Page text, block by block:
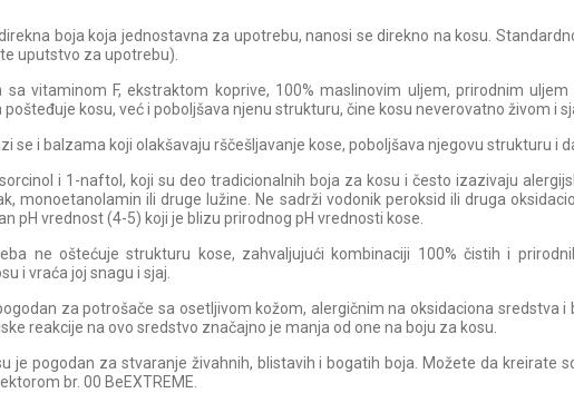
boja koja jednostavna za upotrebu, nanosi se direkno na kosu.
uputstvo za upotrebu).
sa vitaminom F, ekstraktom koprive, 100% maslinovim uljem, prirodnim
kosu, već i poboljšava njenu strukturu, čine kosu neverovatno živom i
se i balzama koji olakšavaju rščešljavanje kose, poboljšava njegovu strukturu i
i 1-naftol, koji su deo tradicionalnih boja za kosu i često izazivaju
monoetanolamin ili druge lužine. Ne sadrži vodonik peroksid ili druga
pH vrednost (4-5) koji je blizu prirodnog pH vrednosti kose.
ne oštećuje strukturu kose, zahvaljujući kombinaciji 100% čistih i
i vraća joj snagu i sjaj.
za potrošače sa osetljivom kožom, alergičnim na oksidaciona sredstva i
reakcije na ovo sredstvo značajno je manja od one na boju za kosu.
je pogodan za stvaranje živahnih, blistavih i bogatih boja. Možete da kreirate
br. 00 BeEXTREME.